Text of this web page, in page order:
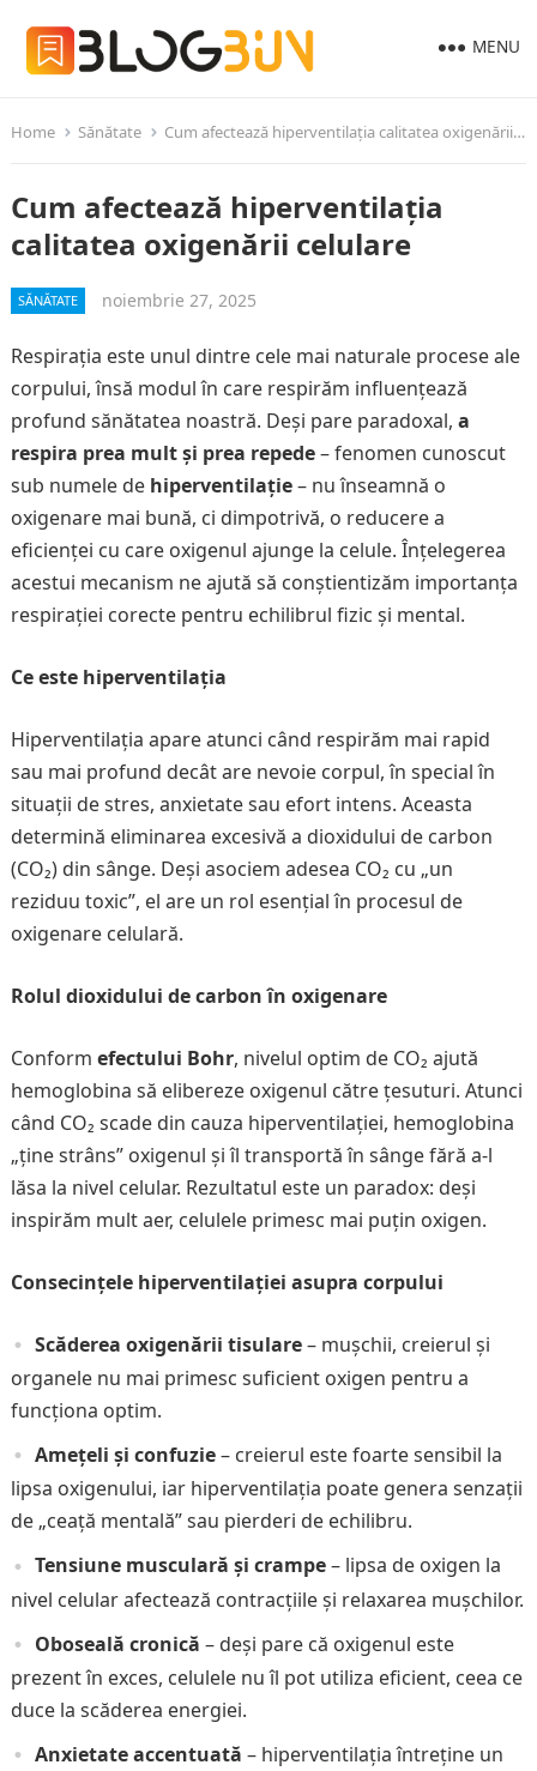
MENU
Home Sănătate Cum afectează hiperventilația calitatea oxigenării celulare
Cum afectează hiperventilația
calitatea oxigenării celulare
SĂNĂTATE noiembrie 27, 2025
Respirația este unul dintre cele mai naturale procese ale
corpului, însă modul în care respirăm influențează
profund sănătatea noastră. Deși pare paradoxal, a
respira prea mult și prea repede– fenomen cunoscut
sub numele de hiperventilație– nu înseamnă o
oxigenare mai bună, ci dimpotrivă, o reducere a
eficienței cu care oxigenul ajunge la celule. Înțelegerea
acestui mecanism ne ajută să conștientizăm importanța
respirației corecte pentru echilibrul fizic și mental.
Ce este hiperventilația
Hiperventilația apare atunci când respirăm mai rapid
sau mai profund decât are nevoie corpul, în special în
situații de stres, anxietate sau efort intens. Aceasta
determină eliminarea excesivă a dioxidului de carbon
(CO₂) din sânge. Deși asociem adesea CO₂ cu „un
reziduu toxic”, el are un rol esențial în procesul de
oxigenare celulară.
Rolul dioxidului de carbon în oxigenare
Conform efectului Bohr, nivelul optim de CO₂ ajută
hemoglobina să elibereze oxigenul către țesuturi. Atunci
când CO₂ scade din cauza hiperventilației, hemoglobina
„ține strâns” oxigenul și îl transportă în sânge fără a-l
lăsa la nivel celular. Rezultatul este un paradox: deși
inspirăm mult aer, celulele primesc mai puțin oxigen.
Consecințele hiperventilației asupra corpului
Scăderea oxigenării tisulare– mușchii, creierul și
organele nu mai primesc suficient oxigen pentru a
funcționa optim.
Amețeli și confuzie– creierul este foarte sensibil la
lipsa oxigenului, iar hiperventilația poate genera senzații
de „ceață mentală” sau pierderi de echilibru.
Tensiune musculară și crampe– lipsa de oxigen la
nivel celular afectează contracțiile și relaxarea mușchilor.
Oboseală cronică – deși pare că oxigenul este
prezent în exces, celulele nu îl pot utiliza eficient, ceea ce
duce la scăderea energiei.
Anxietate accentuată – hiperventilația întreține un